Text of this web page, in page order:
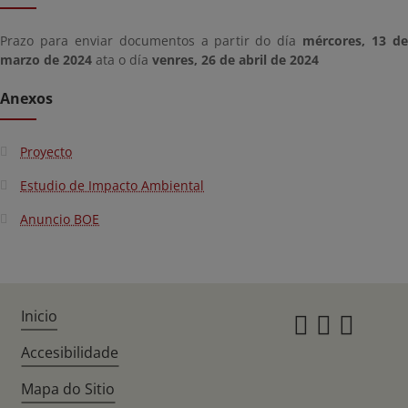
Prazo para enviar documentos a partir do día mércores, 13 de
marzo de 2024 ata o día venres, 26 de abril de 2024
Anexos
Proyecto
Estudio de Impacto Ambiental
Anuncio BOE
Inicio
Accesibilidade
Mapa do Sitio